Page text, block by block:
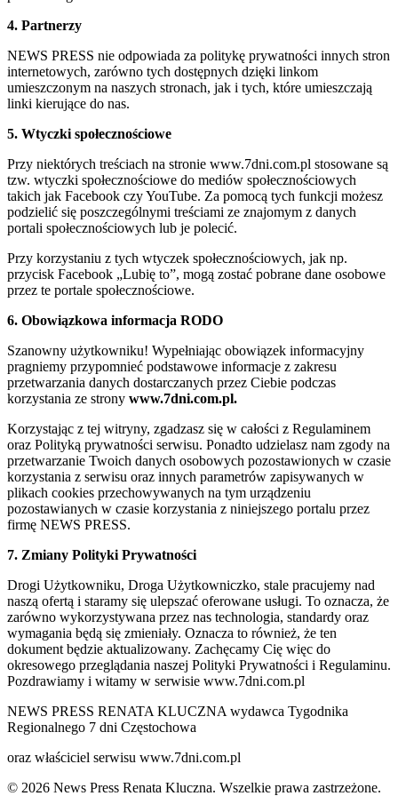
4. Partnerzy
NEWS PRESS nie odpowiada za politykę prywatności innych stron
internetowych, zarówno tych dostępnych dzięki linkom
umieszczonym na naszych stronach, jak i tych, które umieszczają
linki kierujące do nas.
5. Wtyczki społecznościowe
Przy niektórych treściach na stronie www.7dni.com.pl stosowane są
tzw. wtyczki społecznościowe do mediów społecznościowych
takich jak Facebook czy YouTube. Za pomocą tych funkcji możesz
podzielić się poszczególnymi treściami ze znajomym z danych
portali społecznościowych lub je polecić.
Przy korzystaniu z tych wtyczek społecznościowych, jak np.
przycisk Facebook „Lubię to”, mogą zostać pobrane dane osobowe
przez te portale społecznościowe.
6. Obowiązkowa informacja RODO
Szanowny użytkowniku! Wypełniając obowiązek informacyjny
pragniemy przypomnieć podstawowe informacje z zakresu
przetwarzania danych dostarczanych przez Ciebie podczas
korzystania ze strony www.7dni.com.pl.
Korzystając z tej witryny, zgadzasz się w całości z Regulaminem
oraz Polityką prywatności serwisu. Ponadto udzielasz nam zgody na
przetwarzanie Twoich danych osobowych pozostawionych w czasie
korzystania z serwisu oraz innych parametrów zapisywanych w
plikach cookies przechowywanych na tym urządzeniu
pozostawianych w czasie korzystania z niniejszego portalu przez
firmę NEWS PRESS.
7. Zmiany Polityki Prywatności
Drogi Użytkowniku, Droga Użytkowniczko, stale pracujemy nad
naszą ofertą i staramy się ulepszać oferowane usługi. To oznacza, że
zarówno wykorzystywana przez nas technologia, standardy oraz
wymagania będą się zmieniały. Oznacza to również, że ten
dokument będzie aktualizowany. Zachęcamy Cię więc do
okresowego przeglądania naszej Polityki Prywatności i Regulaminu.
Pozdrawiamy i witamy w serwisie www.7dni.com.pl
NEWS PRESS RENATA KLUCZNA wydawca Tygodnika
Regionalnego 7 dni Częstochowa
oraz właściciel serwisu www.7dni.com.pl
© 2026 News Press Renata Kluczna. Wszelkie prawa zastrzeżone.